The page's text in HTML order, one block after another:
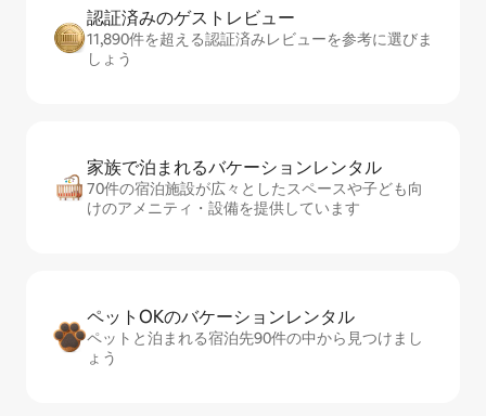
認証済みのゲ⁠ス⁠ト⁠レ⁠ビ⁠ュ⁠ー
11,890件を超える認証済みレビューを参考に選びま
しょう
家族で泊まれるバ⁠ケ⁠ー⁠シ⁠ョ⁠ンレ⁠ン⁠タ⁠ル
70件の宿泊施設が広々としたスペースや子ども向
けのアメニティ・設備を提供しています
ペットOKのバ⁠ケ⁠ー⁠シ⁠ョ⁠ンレ⁠ン⁠タ⁠ル
ペットと泊まれる宿泊先90件の中から見つけまし
ょう